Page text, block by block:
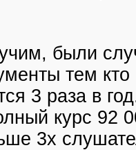
были
тем кто
3 раза в
курс 92
3х